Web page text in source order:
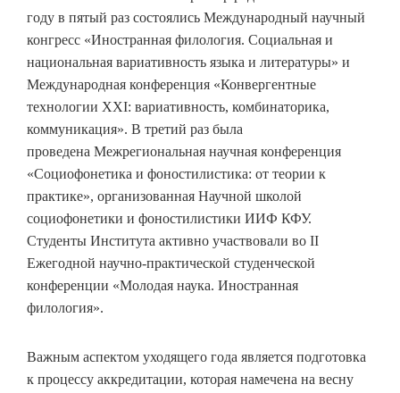
году в пятый раз состоялись Международный научный
конгресс «Иностранная филология. Социальная и
национальная вариативность языка и литературы» и
Международная конференция «Конвергентные
технологии ХХI: вариативность, комбинаторика,
коммуникация». В третий раз была
проведена Межрегиональная научная конференция
«Социофонетика и фоностилистика: от теории к
практике», организованная Научной школой
социофонетики и фоностилистики ИИФ КФУ.
Студенты Института активно участвовали во II
Ежегодной научно-практической студенческой
конференции «Молодая наука. Иностранная
филология».
Важным аспектом уходящего года является подготовка
к процессу аккредитации, которая намечена на весну